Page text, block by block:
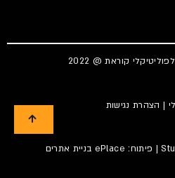
קוראת @ 2022
| הצהרת נגישות
| פיתוח: ePlace בניית אתרים